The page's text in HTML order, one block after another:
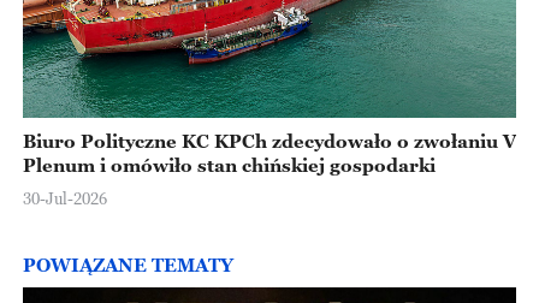
Biuro Polityczne KC KPCh zdecydowało o zwołaniu V
Plenum i omówiło stan chińskiej gospodarki
30-Jul-2026
POWIĄZANE TEMATY